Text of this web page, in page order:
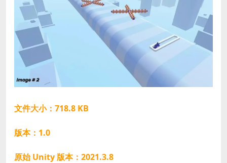
文件大小：718.8 KB
版本：1.0
原始 Unity 版本：2021.3.8